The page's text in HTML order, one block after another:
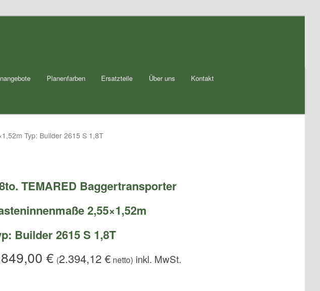
Planenfarben Ersatzteile Über uns Kontakt
Typ: Builder 2615 S 1,8T
TEMARED Baggertransporter
2,55×1,52m
Builder 2615 S 1,8T
€ (2.394,12 €netto)